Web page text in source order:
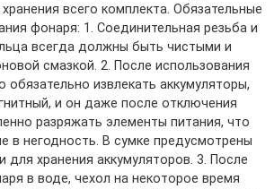
всего комплекта. Обязательные
фонаря: 1. Соединительная резьба и
всегда должны быть чистыми и
смазкой. 2. После использования
извлекать аккумуляторы,
и он даже после отключения
разряжать элементы питания, что
в негодность. В сумке предусмотрены
для хранения аккумуляторов. 3. После
в воде, чехол на некоторое время